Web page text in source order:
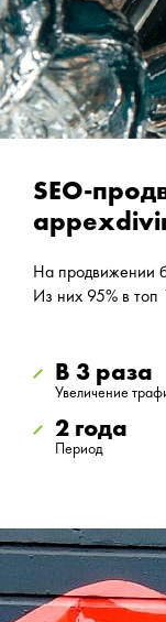
SEO-
На продвижении
Из них 95% в топ
В 3 раза
Увеличение
2 года
Период